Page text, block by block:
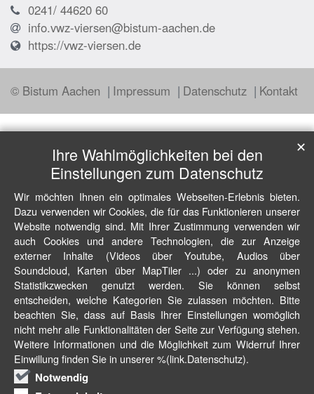
0241/ 44620 60
info.vwz-viersen@bistum-aachen.de
https://vwz-viersen.de
© Bistum Aachen Impressum Datenschutz Kontakt
Ihre Wahlmöglichkeiten bei den
Einstellungen zum Datenschutz
Wir möchten Ihnen ein optimales Webseiten-Erlebnis bieten.
Dazu verwenden wir Cookies, die für das Funktionieren unserer
Website notwendig sind. Mit Ihrer Zustimmung verwenden wir
auch Cookies und andere Technologien, die zur Anzeige
externer Inhalte (Videos über Youtube, Audios über
Soundcloud, Karten über MapTiler ...) oder zu anonymen
Statistikzwecken genutzt werden. Sie können selbst
entscheiden, welche Kategorien Sie zulassen möchten. Bitte
beachten Sie, dass auf Basis Ihrer Einstellungen womöglich
nicht mehr alle Funktionalitäten der Seite zur Verfügung stehen.
Weitere Informationen und die Möglichkeit zum Widerruf Ihrer
Einwillung finden Sie in unserer %(link.Datenschutz).
Notwendig
✕